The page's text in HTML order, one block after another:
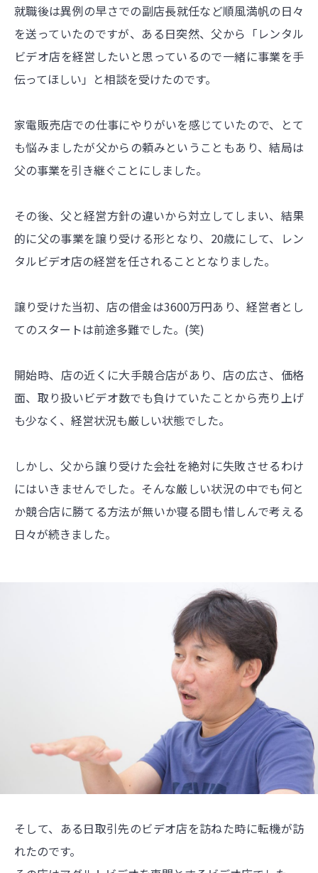
就職後は異例の早さでの副店長就任など順風満帆の日々
を送っていたのですが、ある日突然、父から「レンタル
ビデオ店を経営したいと思っているので一緒に事業を手
伝ってほしい」と相談を受けたのです。
家電販売店での仕事にやりがいを感じていたので、とて
も悩みましたが父からの頼みということもあり、結局は
父の事業を引き継ぐことにしました。
その後、父と経営方針の違いから対立してしまい、結果
的に父の事業を譲り受ける形となり、20歳にして、レン
タルビデオ店の経営を任されることとなりました。
譲り受けた当初、店の借金は3600万円あり、経営者とし
てのスタートは前途多難でした。(笑)
開始時、店の近くに大手競合店があり、店の広さ、価格
面、取り扱いビデオ数でも負けていたことから売り上げ
も少なく、経営状況も厳しい状態でした。
しかし、父から譲り受けた会社を絶対に失敗させるわけ
にはいきませんでした。そんな厳しい状況の中でも何と
か競合店に勝てる方法が無いか寝る間も惜しんで考える
日々が続きました。
そして、ある日取引先のビデオ店を訪ねた時に転機が訪
れたのです。